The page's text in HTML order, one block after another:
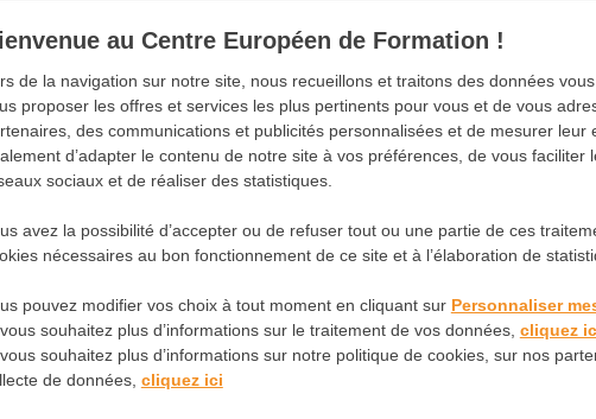
Formation Métiers Tendances Tutoriels
: rôle et missions
maison : rôle et
au Centre Européen de Formation !
de la navigation sur notre site, nous recueillons et traitons des données
proposer les offres et services les plus pertinents pour vous et de vous
des communications et publicités personnalisées et de mesurer leur
d’adapter le contenu de notre site à vos préférences, de vous faciliter
sociaux et de réaliser des statistiques.
avez la possibilité d’accepter ou de refuser tout ou une partie de ces
nécessaires au bon fonctionnement de ce site et à l’élaboration de
pouvez modifier vos choix à tout moment en cliquant sur Personnaliser
souhaitez plus d’informations sur le traitement de vos données, cliquez
souhaitez plus d’informations sur notre politique de cookies, sur nos
de données, cliquez ici